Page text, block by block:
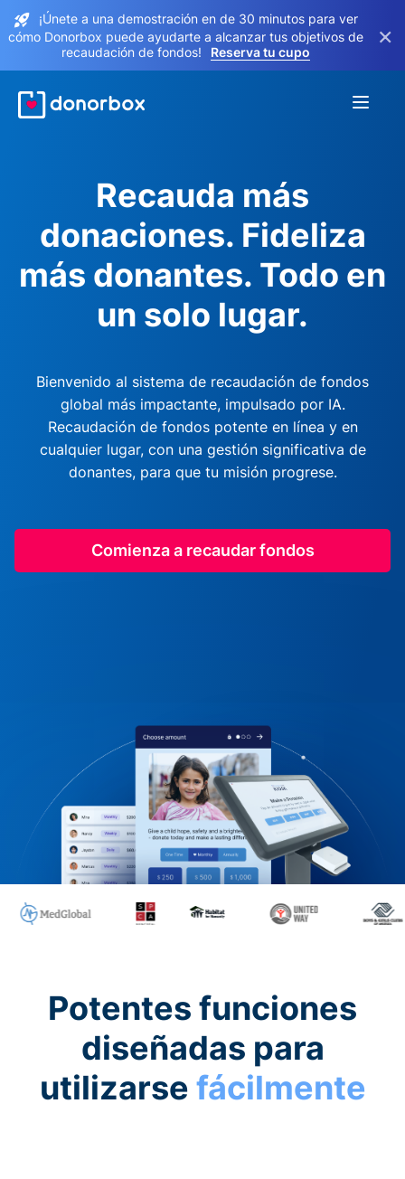
¡Únete a una demostración en de 30 minutos para ver
cómo Donorbox puede ayudarte a alcanzar tus objetivos de
recaudación de fondos!
Reserva tu cupo
×
Recauda más
donaciones. Fideliza
más donantes. Todo en
un solo lugar.
Bienvenido al sistema de recaudación de fondos
global más impactante, impulsado por IA.
Recaudación de fondos potente en línea y en
cualquier lugar, con una gestión significativa de
donantes, para que tu misión progrese.
Comienza a recaudar fondos
Potentes funciones
diseñadas para
utilizarse fácilmente